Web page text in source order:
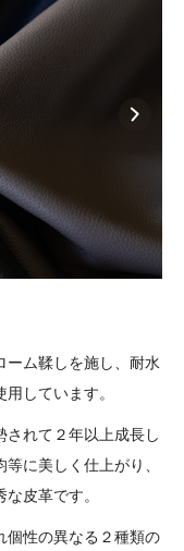
ーム鞣しを施し、耐水
しています。
されて２年以上成長し
に美しく仕上がり、
皮革です。
個性の異なる２種類の